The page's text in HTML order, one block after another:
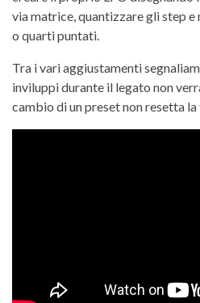
via matrice, quantizzare gli step
o quarti puntati.
Tra i vari aggiustamenti
inviluppi durante il legato non
cambio di un preset non resetta la